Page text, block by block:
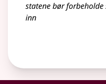
statene bør
inn